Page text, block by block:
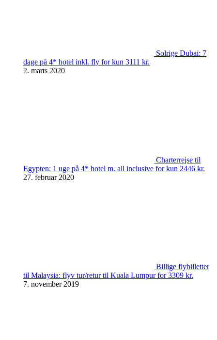
Solrige Dubai: 7
dage på 4* hotel inkl. fly for kun 3111 kr.
2. marts 2020
Charterrejse til
Egypten: 1 uge på 4* hotel m. all inclusive for kun 2446 kr.
27. februar 2020
Billige flybilletter
til Malaysia: flyv tur/retur til Kuala Lumpur for 3309 kr.
7. november 2019